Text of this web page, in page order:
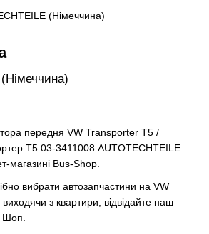
(Німеччина)
передня VW Transporter T5 /
Т5 03-3411008 AUTOTECHTEILE
магазині Bus-Shop.
вибрати автозапчастини на VW
з квартири, відвідайте наш
Шоп.